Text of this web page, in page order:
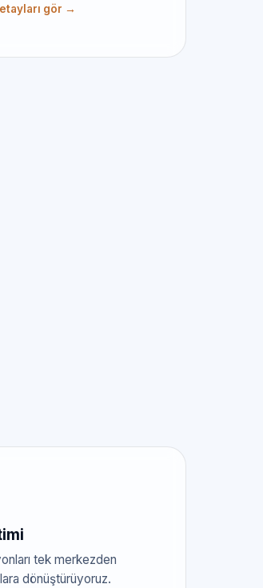
gör →
tek merkezden
dönüştürüyoruz.